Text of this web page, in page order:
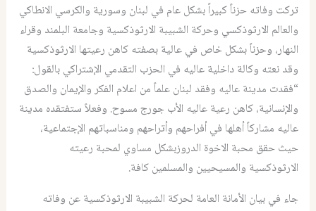
تركت وفاته حزناً كبيراً بشكل عام في لبنان وسورية والكرسي الانطاكي
والعالم الارثوذكسي وحركة الشبيبة الارثوذكسية وجامعة البلمند وقراء
النهار، وحزناً بشكل خاص في عالية بصفته كاهن رعيتها الارثوذكسية
وقد نعته وكالة داخلية عاليه في الحزب التقدمي الإشتراكي بالقول:
“فقدت مدينة عاليه وفقد لبنان علماً من اعلام الفكر والإيمان والصدق
والإنسانية، كاهن رعية عاليه الأب جورج مسوح. وفعلاً ستفتقده مدينة
عاليه مشاركاً أهلها في أفراحهم وأتراحهم ومناسباتهم الإجتماعية،
حيث حقق محبة الاخوة الدروزبشكل مساوي لمحبة رعيته
الارثوذكسية والمسيحيين والمسلمين كافة.
جاء في بيان الأمانة العامة لحركة الشبيبة الارثوذكسية عن وفاته